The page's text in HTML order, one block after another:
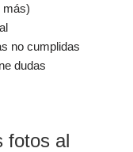
más)
no cumplidas
dudas
fotos al